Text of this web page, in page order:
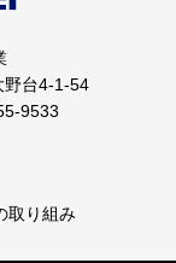
野台4-1-54
9533
取り組み